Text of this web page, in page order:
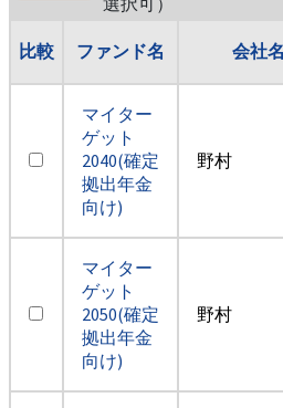
比較 ファンド名 会社名
マイター
ゲット
2040(確定
拠出年金
向け)
野村
マイター
ゲット
2050(確定
拠出年金
向け)
野村